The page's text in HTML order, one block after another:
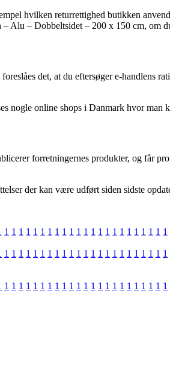
hvilken returrettighed butikken
Alu – Dobbeltsidet – 200 x 150 cm, om
det, at du eftersøger e-handlens
nogle online shops i Danmark hvor man
forretningernes produkter, og får
der kan være udført siden sidste
1 1 1 1 1 1 1 1 1 1 1 1 1 1 1 1 1 1 1 1 1 1 1
1 1 1 1 1 1 1 1 1 1 1 1 1 1 1 1 1 1 1 1 1 1 1
1 1 1 1 1 1 1 1 1 1 1 1 1 1 1 1 1 1 1 1 1 1 1